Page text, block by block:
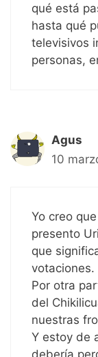
qué está
hasta qué
televisivos
personas,
Agus
10
Yo creo
presento
que
votaciones.
Por otra
del
nuestras
Y estoy de